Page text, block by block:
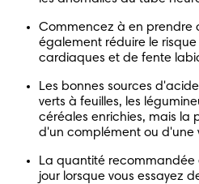
Commencez à en prendre
également réduire le
cardiaques et de fente
Les bonnes sources
verts à feuilles, les
céréales enrichies, mais la
d'un complément ou d'une
La quantité
jour lorsque vous essayez